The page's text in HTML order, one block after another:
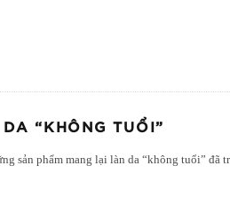
“KHÔNG TUỔI”
sản phẩm mang lại làn da “không tuổi” đã